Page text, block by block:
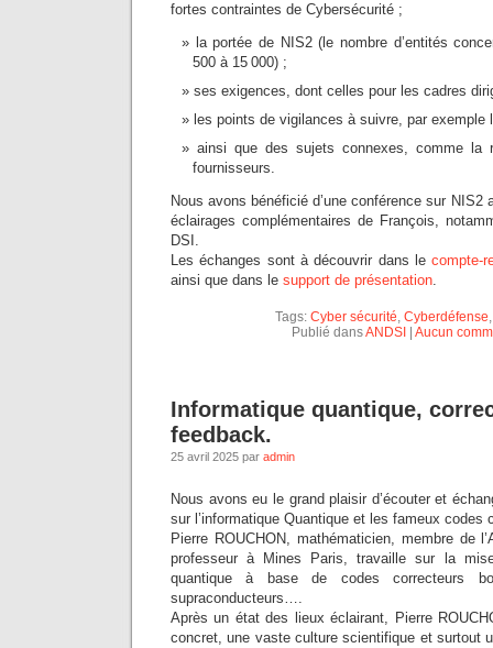
fortes contraintes de Cybersécurité ;
la portée de NIS2 (le nombre d’entités
500 à 15 000) ;
ses exigences, dont celles pour les cadres
les points de vigilances à suivre, par exemple
ainsi que des sujets connexes, comme la
fournisseurs.
Nous avons bénéficié d’une conférence sur NIS2
éclairages complémentaires de François,
DSI.
Les échanges sont à découvrir dans lecompte-
ainsi que dans le support de présentation.
Tags: Cyber sécurité, Cyberdéfense
Publié dansANDSI Aucun
Informatique quantique,
feedback.
25 avril 2025 par admin
Nous avons eu le grand plaisir d’écouter et
sur l’informatique Quantique et les fameux codes
Pierre ROUCHON, mathématicien, membre de
professeur à Mines Paris, travaille sur la
quantique à base de codes correcteurs
supraconducteurs….
Après un état des lieux éclairant, Pierre
concret, une vaste culture scientifique et surtout